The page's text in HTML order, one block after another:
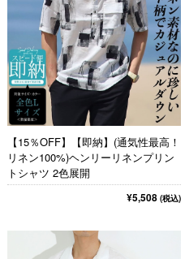
【15％OFF】【即納】(通気性最高！
リネン100%)ヘンリーリネンプリン
トシャツ 2色展開
¥5,508 (税込)